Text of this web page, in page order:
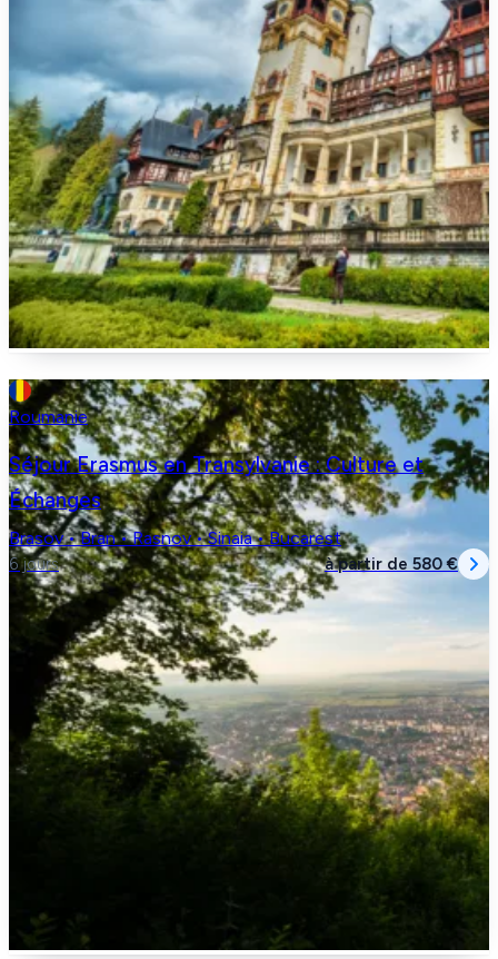
Roumanie
Séjour Erasmus en Transylvanie : Culture et
Échanges
Brasov • Bran • Rasnov • Sinaia • Bucarest
6 jours à partir de580 €